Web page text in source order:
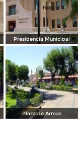
Presidencia Municipal
Plaza de Armas